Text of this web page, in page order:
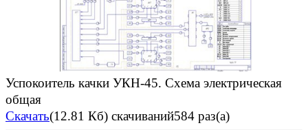
Успокоитель качки УКН-45. Схема электрическая
общая
Скачать(12.81 Кб) скачиваний584 раз(а)